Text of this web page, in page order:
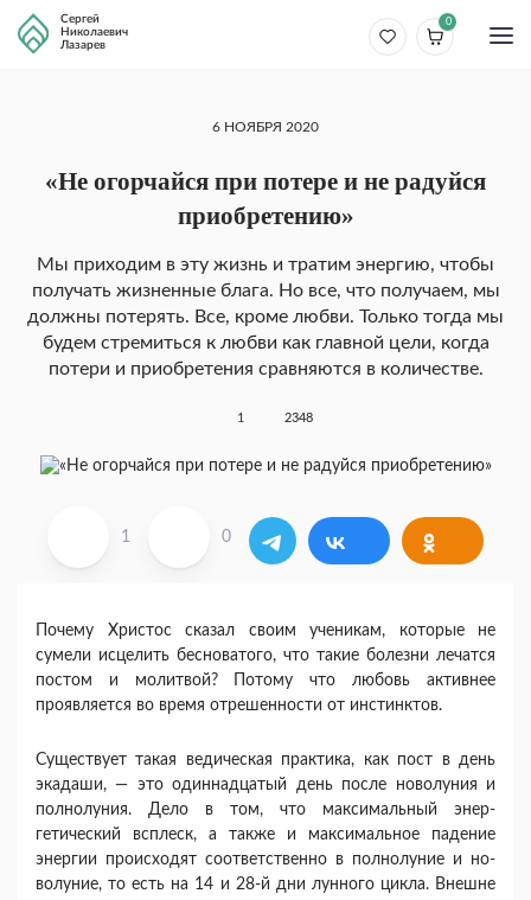
Сергей
Николаевич
Лазарев
0
6 НОЯБРЯ 2020
«Не огорчайся при потере и не радуйся
приобретению»
Мы приходим в эту жизнь и тратим энергию, что­бы
получать жизненные блага. Но все, что получа­ем, мы
должны потерять. Все, кроме любви. Толь­ко тогда мы
будем стремиться к любви как главной цели, когда
потери и приобретения сравняются в ко­личестве.
1 2348
1 0
Почему Христос сказал своим ученикам, которые не
сумели исцелить бесноватого, что такие болезни лечат­ся
постом и молитвой? Потому что любовь активнее
проявляется во время отрешенности от инстинктов.
Существует такая ведическая практика, как пост в день
экадаши, — это одиннадцатый день после новолу­ния и
полнолуния. Дело в том, что максимальный энер­
гетический всплеск, а также и максимальное падение
энергии происходят соответственно в полнолуние и но­
волуние, то есть на 14 и 28-й дни лунного цикла. Внеш­не